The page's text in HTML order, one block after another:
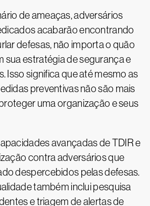
de ameaças, adversários
acabarão encontrando
defesas, não importa o quão
sua estratégia de segurança e
Isso significa que até mesmo as
preventivas não são mais
uma organização e seus
avançadas de TDIR e
contra adversários que
despercebidos pelas defesas.
também inclui pesquisa
e triagem de alertas de